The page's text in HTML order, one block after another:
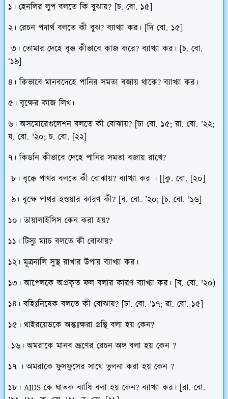
১। হেনলির লুপ বলতে কি বুঝায়? [চ. বো. ১৫]
২। রেচন পদার্থ বলতে কী বুঝ? ব্যাখ্যা কর। [দি বো. ১৫]
৩। তোমার দেহে বৃক্ক কীভাবে কাজ করে? ব্যাখ্যা কর। [চ. বো.
‘১৯]
৪। কিভাবে মানবদেহে পানির সমতা বজায় থাকে? ব্যাখ্যা কর।
৫। বৃক্ষের কাজ লিখ।
৬। অসমোরেগুলেশন বলতে কী বোঝায়? [ঢা বো. ১৫; রা. বো. ’২২;
য. বো. '২০; চ. বো. [২২]
৭। কিডনি কীভাবে দেহে পানির সমতা বজায় রাখে?
৮। বৃক্কে পাথর বলতে কী বোঝায়? ব্যাখ্যা কর । [[কু. বো. [২০]
৯। বৃক্ষে পাথর হওয়ার কারণ কী? [ব. বো. ’২০; [চ. বো. '১৬]
১০। ডায়ালাইসিস কেন করা হয়?
১১। টিস্যু ম্যাচ বলতে কী বোঝায়?
১২। মূত্রনালি সুস্থ রাখার উপায় ব্যাখ্যা কর।
১৩। আপেলকে অপ্রকৃত ফল বলার কারণ ব্যাখ্যা কর। [ব. বো. '২০)
১৪। বহিঃনিষেক বলতে কী বোঝায়? [ঢা. বো. '১৭; রা. বো. ১৫]
১৫। থাইরয়েডকে অন্তঃক্ষরা গ্রন্থি বলা হয় কেন?
১৬। অমরাকে মানব ভ্রূণের রেচন অঙ্গ বলা হয় কেন ?
১৭ । অমরাকে ফুসফুসের সাথে তুলনা করা হয় কেন ?
১৮। AIDS কে ঘাতক ব্যাধি বলা হয় কেন? ব্যাখ্যা কর। [রা. বো.